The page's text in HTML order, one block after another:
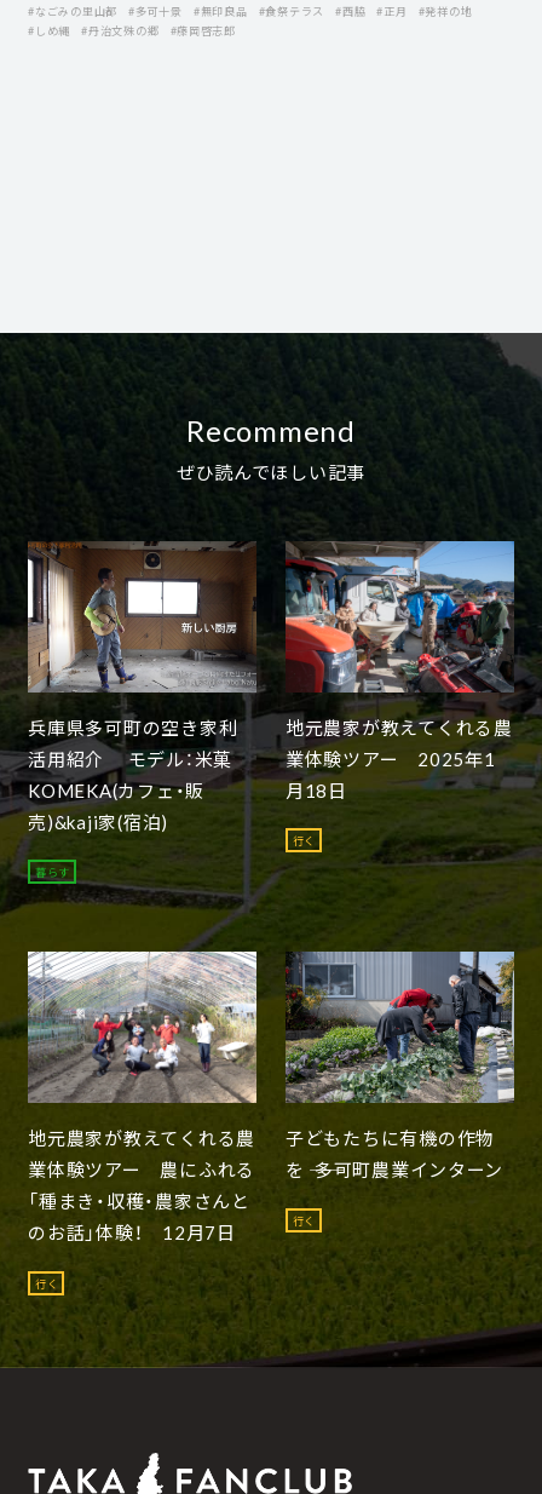
#なごみの里山都
#多可十景 #無印良品 #食祭テラス #西脇 #正月
#発祥の地
#しめ縄
#丹治文殊の郷 #藤岡啓志郎
Recommend
ぜひ読んでほしい記事
兵庫県多可町の空き家利
活用紹介 モデル：米菓
KOMEKA(カフェ・販
売)&kaji家(宿泊)
暮らす
地元農家が教えてくれる農
業体験ツアー 2025年1
月18日
行く
地元農家が教えてくれる農
業体験ツアー 農にふれる
「種まき・収穫・農家さんと
のお話」体験！ 12月7日
行く
子どもたちに有機の作物
を ―― 多可町農業インターン
行く